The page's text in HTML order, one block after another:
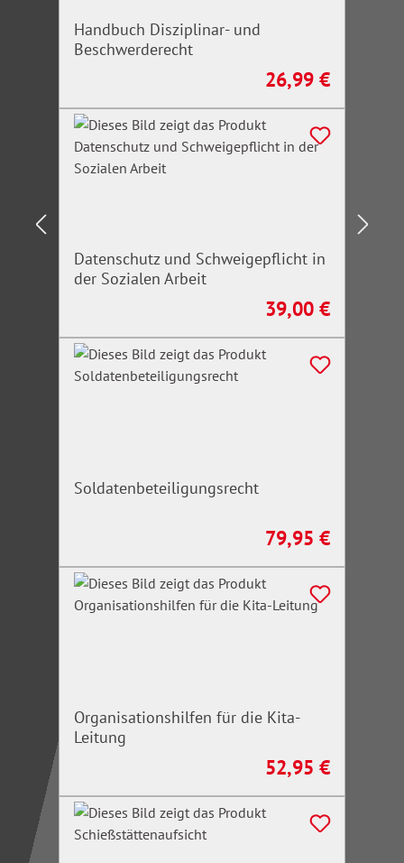
Handbuch Disziplinar- und
Beschwerderecht
Regulärer Preis:
26,99 €
Datenschutz und Schweigepflicht in
der Sozialen Arbeit
Regulärer Preis:
39,00 €
Soldatenbeteiligungsrecht
Regulärer Preis:
79,95 €
Organisationshilfen für die Kita-
Leitung
Regulärer Preis:
52,95 €